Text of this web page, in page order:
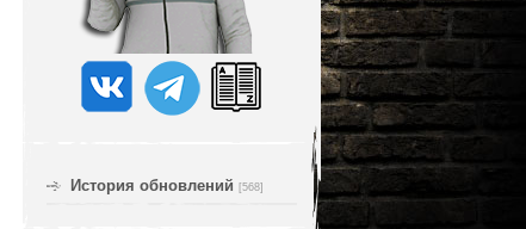
История обновлений [568]